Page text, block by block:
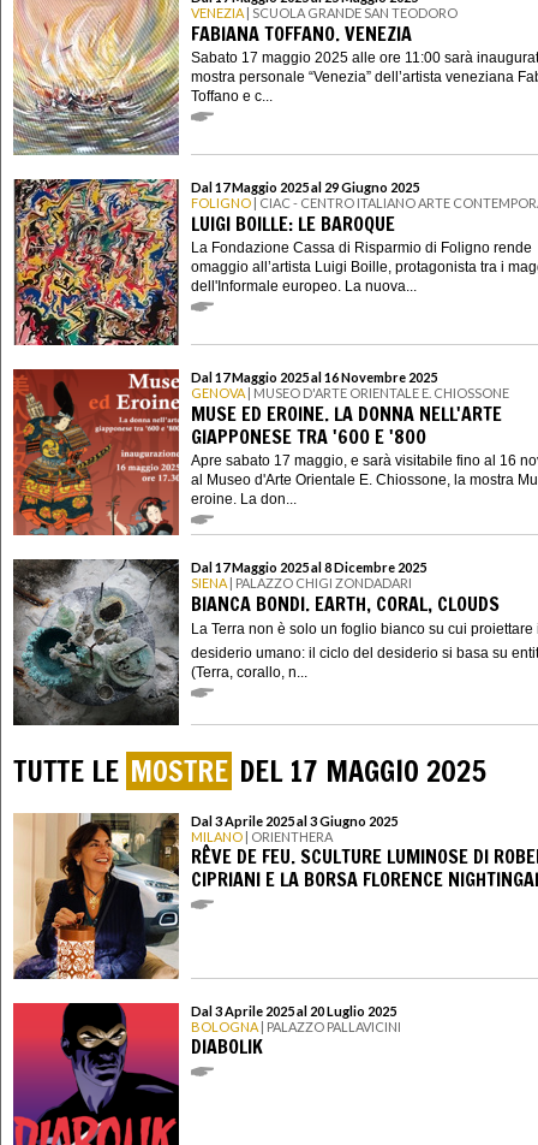
VENEZIA | SCUOLA GRANDE SAN TEODORO
FABIANA TOFFANO. VENEZIA
Sabato 17 maggio 2025 alle ore 11:00 sarà
mostra personale “Venezia” dell’artista veneziana
Toffano e c...
Dal 17 Maggio 2025 al 29 Giugno 2025
FOLIGNO | CIAC - CENTRO ITALIANO ARTE
LUIGI BOILLE: LE BAROQUE
La Fondazione Cassa di Risparmio di Foligno rende
omaggio all’artista Luigi Boille, protagonista tra i
dell'Informale europeo. La nuova...
Dal 17 Maggio 2025 al 16 Novembre 2025
GENOVA | MUSEO D'ARTE ORIENTALE E. CHIOSSONE
MUSE ED EROINE. LA DONNA NELL'ARTE
GIAPPONESE TRA '600 E '800
Apre sabato 17 maggio, e sarà visitabile fino al 16
al Museo d'Arte Orientale E. Chiossone, la mostra
eroine. La don...
Dal 17 Maggio 2025 al 8 Dicembre 2025
SIENA | PALAZZO CHIGI ZONDADARI
BIANCA BONDI. EARTH, CORAL, CLOUDS
La Terra non è solo un foglio bianco su cui proiettare
desiderio umano: il ciclo del desiderio si basa su
(Terra, corallo, n...
TUTTE LE MOSTRE DEL 17 MAGGIO 2025
Dal 3 Aprile 2025 al 3 Giugno 2025
MILANO | ORIENTHERA
RÊVE DE FEU. SCULTURE LUMINOSE DI
CIPRIANI E LA BORSA FLORENCE
Dal 3 Aprile 2025 al 20 Luglio 2025
BOLOGNA | PALAZZO PALLAVICINI
DIABOLIK